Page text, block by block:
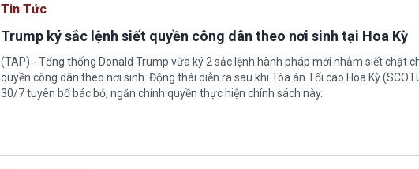
Tin Tức
Trump ký sắc lệnh siết quyền công dân theo nơi sinh tại Hoa Kỳ
(TAP) - Tổng thống Donald Trump vừa ký 2 sắc lệnh hành pháp mới nhằm siết chặt
quyền công dân theo nơi sinh. Động thái diễn ra sau khi Tòa án Tối cao Hoa Kỳ
30/7 tuyên bố bác bỏ, ngăn chính quyền thực hiện chính sách này.